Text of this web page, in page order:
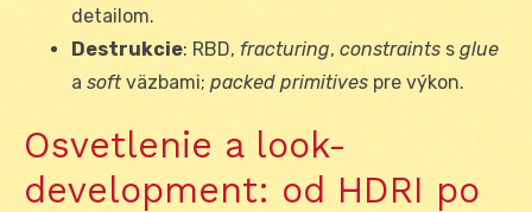
detailom.
Destrukcie: RBD, fracturing, constraints s glue
a softväzbami; packed primitives pre výkon.
Osvetlenie a look-
development: od HDRI po